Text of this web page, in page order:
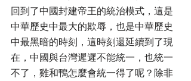
回到了中國封建帝王的統治模式，這是
中華歷史中最大的欺辱，也是中華歷史
中最黑暗的時刻，這時刻還延續到了現
在，中國與台灣遲遲不能統一，也統一
不了，雞和鴨怎麼會統一得了呢？除非